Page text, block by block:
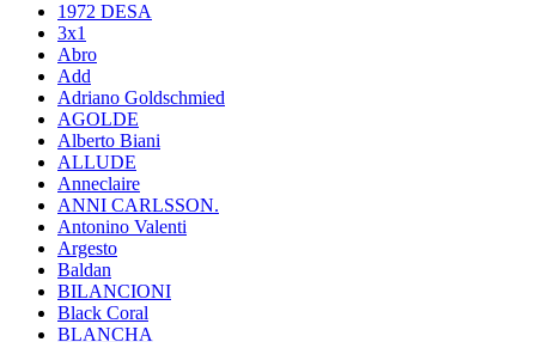
1972 DESA
3x1
Abro
Add
Adriano Goldschmied
AGOLDE
Alberto Biani
ALLUDE
Anneclaire
ANNI CARLSSON.
Antonino Valenti
Argesto
Baldan
BILANCIONI
Black Coral
BLANCHA